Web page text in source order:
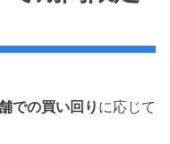
での買い回りに応じて